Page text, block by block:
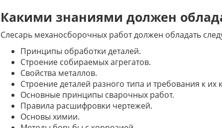
Какими знаниями должен
Слесарь механосборочных работ должен обладать
Принципы обработки деталей.
Строение собираемых агрегатов.
Свойства металлов.
Строение деталей разного типа и требования к их
Основные принципы сварочных работ.
Правила расшифровки чертежей.
Основы химии.